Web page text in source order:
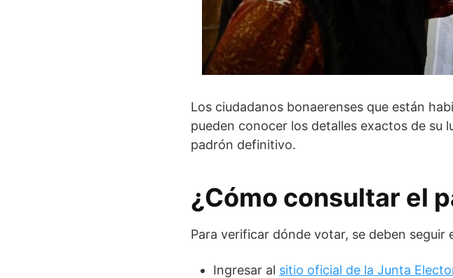
Los ciudadanos bonaerenses que están
pueden conocer los detalles exactos de su
padrón definitivo.
¿Cómo consultar el
Para verificar dónde votar, se deben seguir
Ingresar al sitio oficial de la Junta